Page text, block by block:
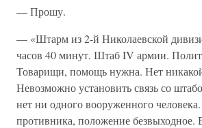
— Прошу.
— «Штарм из 2-й Николаевской
часов 40 минут. Штаб IV армии.
Товарищи, помощь нужна. Нет
Невозможно установить связь со
нет ни одного вооруженного
противника, положение безвыходное.